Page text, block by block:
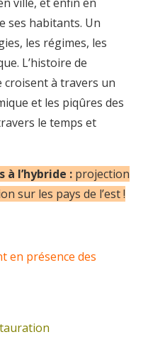
ses habitants. Un
les régimes, les
L’histoire de
croisent à travers un
et les piqûres des
le temps et
à l’hybride : projection
sur les pays de l’est !
en présence des